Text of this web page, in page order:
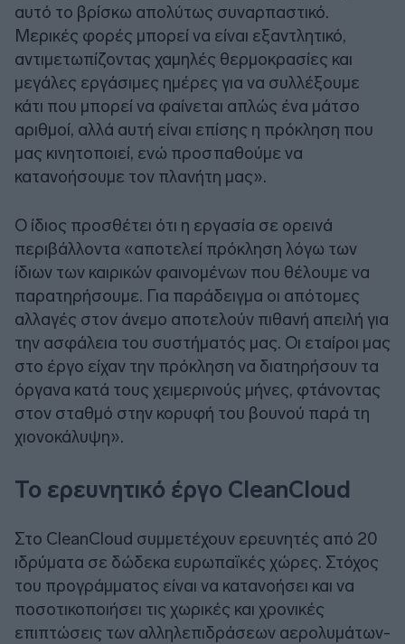
αυτό το βρίσκω απολύτως συναρπαστικό.
Μερικές φορές μπορεί να είναι εξαντλητικό,
αντιμετωπίζοντας χαμηλές θερμοκρασίες και
μεγάλες εργάσιμες ημέρες για να συλλέξουμε
κάτι που μπορεί να φαίνεται απλώς ένα μάτσο
αριθμοί, αλλά αυτή είναι επίσης η πρόκληση που
μας κινητοποιεί, ενώ προσπαθούμε να
κατανοήσουμε τον πλανήτη μας».
Ο ίδιος προσθέτει ότι η εργασία σε ορεινά
περιβάλλοντα «αποτελεί πρόκληση λόγω των
ίδιων των καιρικών φαινομένων που θέλουμε να
παρατηρήσουμε. Για παράδειγμα οι απότομες
αλλαγές στον άνεμο αποτελούν πιθανή απειλή για
την ασφάλεια του συστήματός μας. Οι εταίροι μας
στο έργο είχαν την πρόκληση να διατηρήσουν τα
όργανα κατά τους χειμερινούς μήνες, φτάνοντας
στον σταθμό στην κορυφή του βουνού παρά τη
χιονοκάλυψη».
Το ερευνητικό έργο CleanCloud
Στο CleanCloud συμμετέχουν ερευνητές από 20
ιδρύματα σε δώδεκα ευρωπαϊκές χώρες. Στόχος
του προγράμματος είναι να κατανοήσει και να
ποσοτικοποιήσει τις χωρικές και χρονικές
επιπτώσεις των αλληλεπιδράσεων αερολυμάτων-